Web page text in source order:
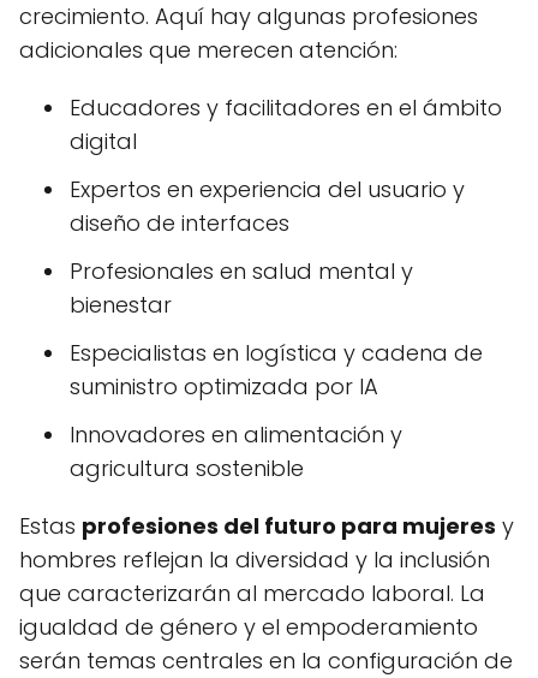
crecimiento. Aquí hay algunas profesiones
adicionales que merecen atención:
Educadores y facilitadores en el ámbito
digital
Expertos en experiencia del usuario y
diseño de interfaces
Profesionales en salud mental y
bienestar
Especialistas en logística y cadena de
suministro optimizada por IA
Innovadores en alimentación y
agricultura sostenible
Estas profesiones del futuro para mujeres y
hombres reflejan la diversidad y la inclusión
que caracterizarán al mercado laboral. La
igualdad de género y el empoderamiento
serán temas centrales en la configuración de